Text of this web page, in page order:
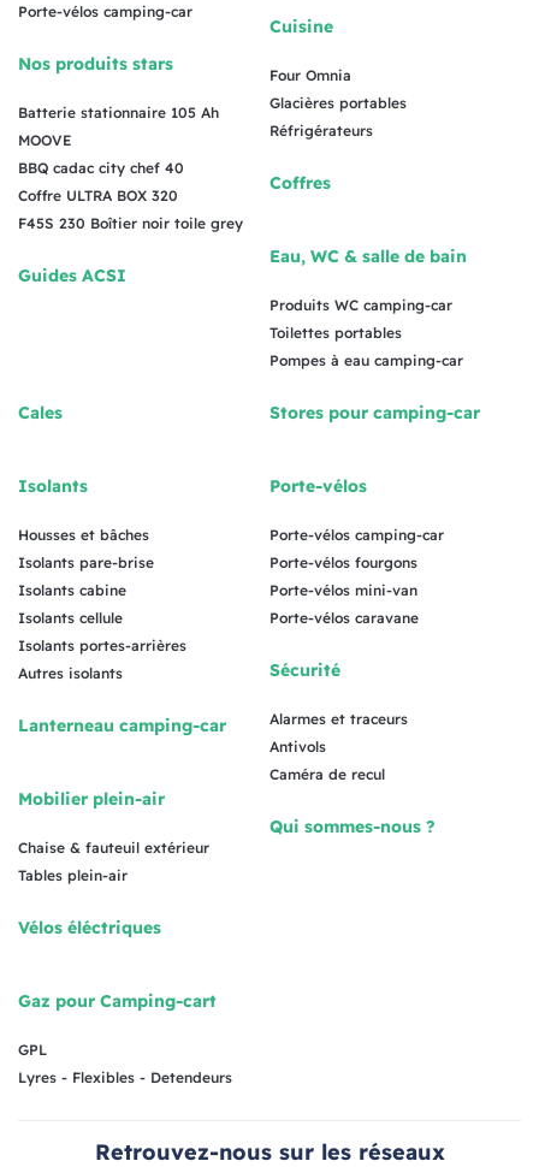
Porte-vélos camping-car
Nos produits stars
Batterie stationnaire 105 Ah
MOOVE
BBQ cadac city chef 40
Coffre ULTRA BOX 320
F45S 230 Boîtier noir toile grey
Guides ACSI
Cuisine
Four Omnia
Glacières portables
Réfrigérateurs
Coffres
Eau, WC & salle de bain
Produits WC camping-car
Toilettes portables
Pompes à eau camping-car
Cales
Isolants
Housses et bâches
Isolants pare-brise
Isolants cabine
Isolants cellule
Isolants portes-arrières
Autres isolants
Lanterneau camping-car
Mobilier plein-air
Chaise & fauteuil extérieur
Tables plein-air
Vélos éléctriques
Gaz pour Camping-cart
GPL
Lyres - Flexibles - Detendeurs
Stores pour camping-car
Porte-vélos
Porte-vélos camping-car
Porte-vélos fourgons
Porte-vélos mini-van
Porte-vélos caravane
Sécurité
Alarmes et traceurs
Antivols
Caméra de recul
Qui sommes-nous ?
Retrouvez-nous sur les réseaux